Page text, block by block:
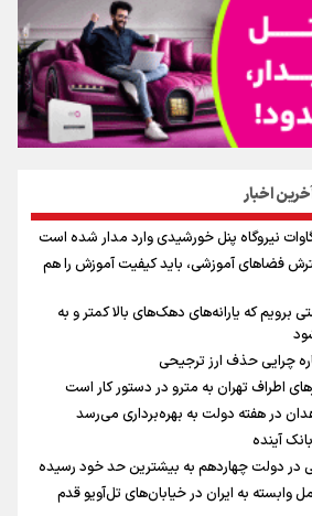
اخبار
فضاهای آموزشی، باید کیفیت آموزش را هم
برویم که یارانه‌های دهک‌های بالا کمتر و به
چرایی حذف ارز ترجیحی
اطراف تهران به مترو در دستور کار است
در هفته دولت به بهره‌برداری می‌رسد
آینده
در دولت چهاردهم به بیشترین حد خود رسیده
عوامل وابسته به ایران در خیابان‌های تل‌آویو قدم